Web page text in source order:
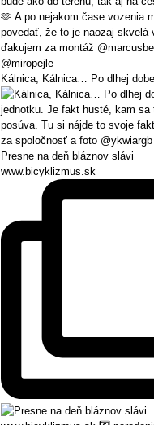
Kálnica, Kálnica… Po dlhej
Presne na deň bláznov slávi
www.bicyklizmus.sk